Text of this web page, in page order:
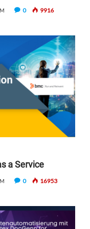
0 9916
a Service
0 16953